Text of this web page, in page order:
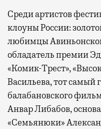
Среди артистов
клоуны России:
любимцы
обладатель премии
«Комик-Трест»,
Васильева, тот самый
балабановского
Анвар Либабов,
«Семьянюки»